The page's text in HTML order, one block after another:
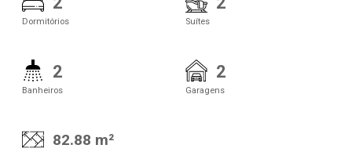
Dormitórios Suítes
2
Banheiros
2
Garagens
82.88 m²